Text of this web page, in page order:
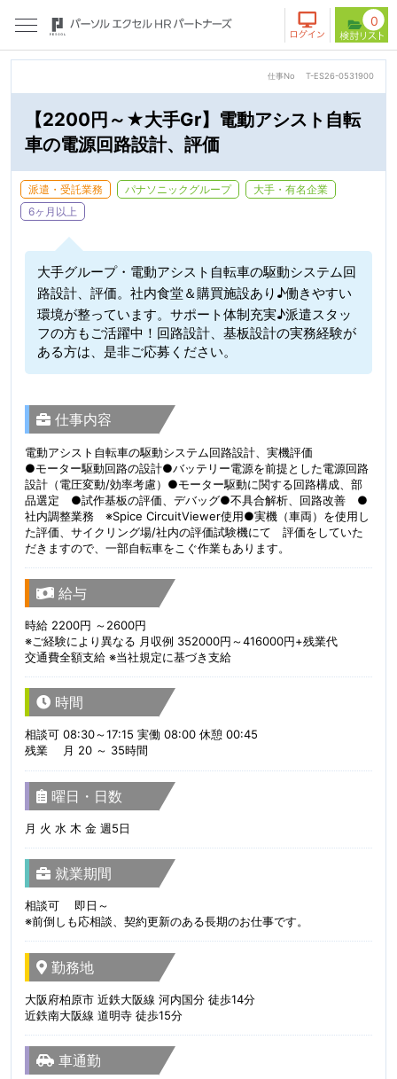
0
仕事No T-ES26-0531900
【2200円～★大手Gr】電動アシスト自転
車の電源回路設計、評価
派遣・受託業務 パナソニックグループ
大手・有名企業
6ヶ月以上
大手グループ・電動アシスト自転車の駆動システム回
路設計、評価。社内食堂＆購買施設あり♪働きやすい
環境が整っています。サポート体制充実♪派遣スタッ
フの方もご活躍中！回路設計、基板設計の実務経験が
ある方は、是非ご応募ください。
仕事内容
電動アシスト自転車の駆動システム回路設計、実機評価
●モーター駆動回路の設計●バッテリー電源を前提とした電源回路
設計（電圧変動/効率考慮）●モーター駆動に関する回路構成、部
品選定 ●試作基板の評価、デバッグ●不具合解析、回路改善 ●
社内調整業務 ※Spice CircuitViewer使用●実機（車両）を使用し
た評価、サイクリング場/社内の評価試験機にて 評価をしていた
だきますので、一部自転車をこぐ作業もあります。
給与
時給 2200円 ～2600円
※ご経験により異なる 月収例 352000円～416000円+残業代
交通費全額支給 ※当社規定に基づき支給
時間
相談可 08:30～17:15 実働 08:00 休憩 00:45
残業 月 20 ～ 35時間
曜日・日数
月 火 水 木 金 週5日
就業期間
相談可 即日～
※前倒しも応相談、契約更新のある長期のお仕事です。
勤務地
大阪府柏原市 近鉄大阪線 河内国分 徒歩14分
近鉄南大阪線 道明寺 徒歩15分
車通勤